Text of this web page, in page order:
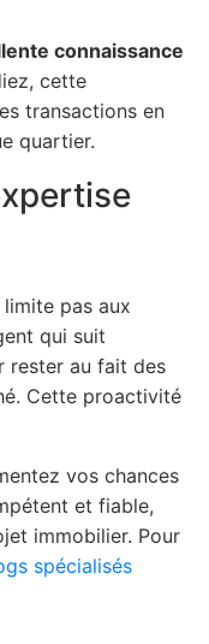
connaissance
cette
transactions en
quartier.
limite pas aux
qui suit
rester au fait des
Cette proactivité
vos chances
et fiable,
immobilier. Pour
spécialisés